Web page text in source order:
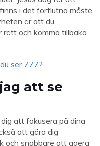
i det förflutna måste
är att du
och komma tillbaka
ser 777?
att se
att fokusera på dina
att göra dig
och snabbare att agera